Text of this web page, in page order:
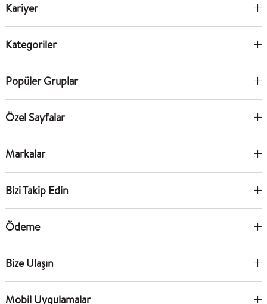
Kariyer
Kategoriler
Popüler Gruplar
Özel Sayfalar
Markalar
Bizi Takip Edin
Ödeme
Bize Ulaşın
Mobil Uygulamalar